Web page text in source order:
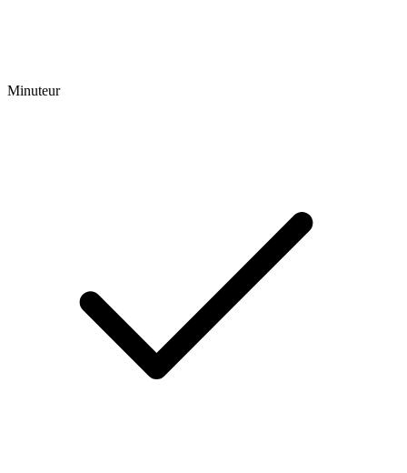
Minuteur